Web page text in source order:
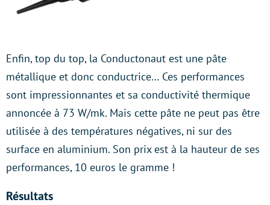
Enfin, top du top, la Conductonaut est une pâte
métallique et donc conductrice… Ces performances
sont impressionnantes et sa conductivité thermique
annoncée à 73 W/mk. Mais cette pâte ne peut pas être
utilisée à des températures négatives, ni sur des
surface en aluminium. Son prix est à la hauteur de ses
performances, 10 euros le gramme !
Résultats